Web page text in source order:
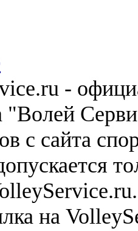
-
"Волей
с сайта
на